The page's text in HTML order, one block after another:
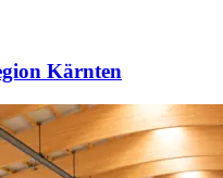
Kärnten